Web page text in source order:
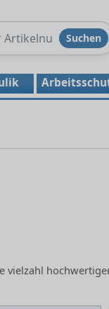
Suchen
vielzahl